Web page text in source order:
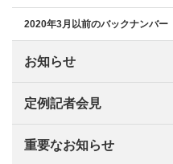
2020年3月以前のバックナンバー
お知らせ
定例記者会見
重要なお知らせ